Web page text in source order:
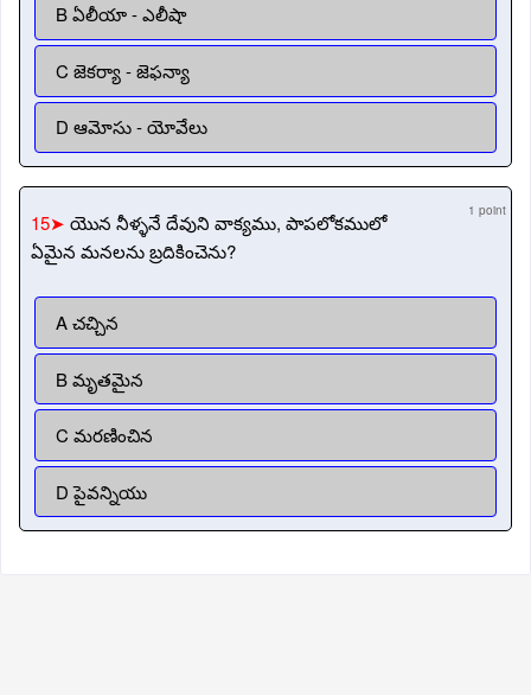
B ఏలీయా - ఎలీషా
C జెకర్యా - జెఫన్యా
D ఆమోసు - యోవేలు
15➤ యొన నీళ్ళనే దేవుని వాక్యము, పాపలోకములో
ఏమైన మనలను బ్రదికించెను?
1 point
A చచ్చిన
B మృతమైన
C మరణించిన
D పైవన్నియు